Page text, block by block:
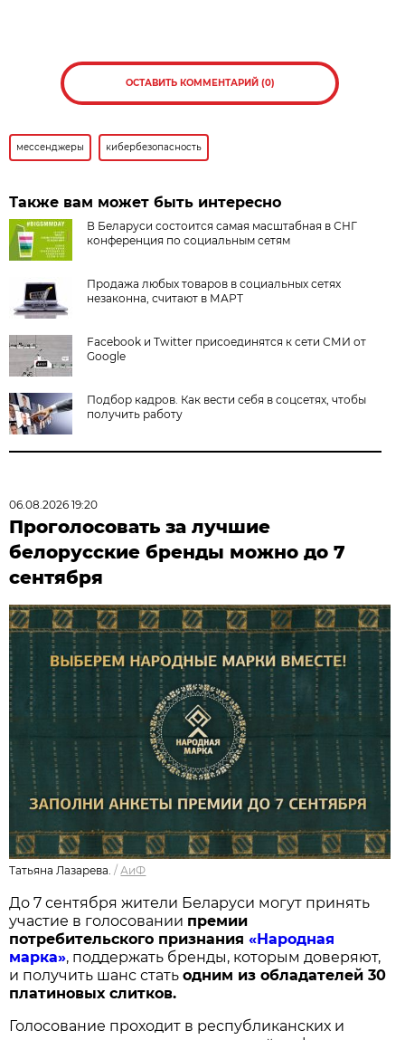
ОСТАВИТЬ КОММЕНТАРИЙ (0)
мессенджеры кибербезопасность
Также вам может быть интересно
В Беларуси состоится самая масштабная в СНГ
конференция по социальным сетям
Продажа любых товаров в социальных сетях
незаконна, считают в МАРТ
Facebook и Twitter присоединятся к сети СМИ от
Google
Подбор кадров. Как вести себя в соцсетях, чтобы
получить работу
06.08.2026 19:20
Проголосовать за лучшие
белорусские бренды можно до 7
сентября
Татьяна Лазарева. / АиФ
До 7 сентября жители Беларуси могут принять
участие в голосовании премии
потребительского признания«Народная
марка», поддержать бренды, которым доверяют,
и получить шанс статьодним из обладателей 30
платиновых слитков.
Голосование проходит в республиканских и